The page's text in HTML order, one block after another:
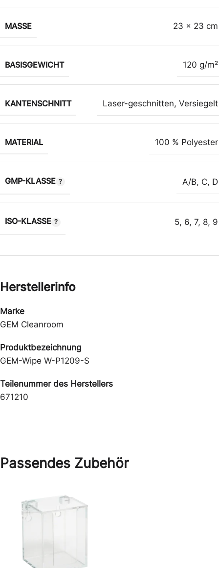
MASSE 23 x 23 cm
BASISGEWICHT 120 g/m²
KANTENSCHNITT Laser-geschnitten, Versiegelt
MATERIAL 100 % Polyester
GMP-KLASSE A/B, C, D
ISO-KLASSE 5, 6, 7, 8, 9
Herstellerinfo
Marke
GEM Cleanroom
Produktbezeichnung
GEM-Wipe W-P1209-S
Teilenummer des Herstellers
671210
Passendes Zubehör